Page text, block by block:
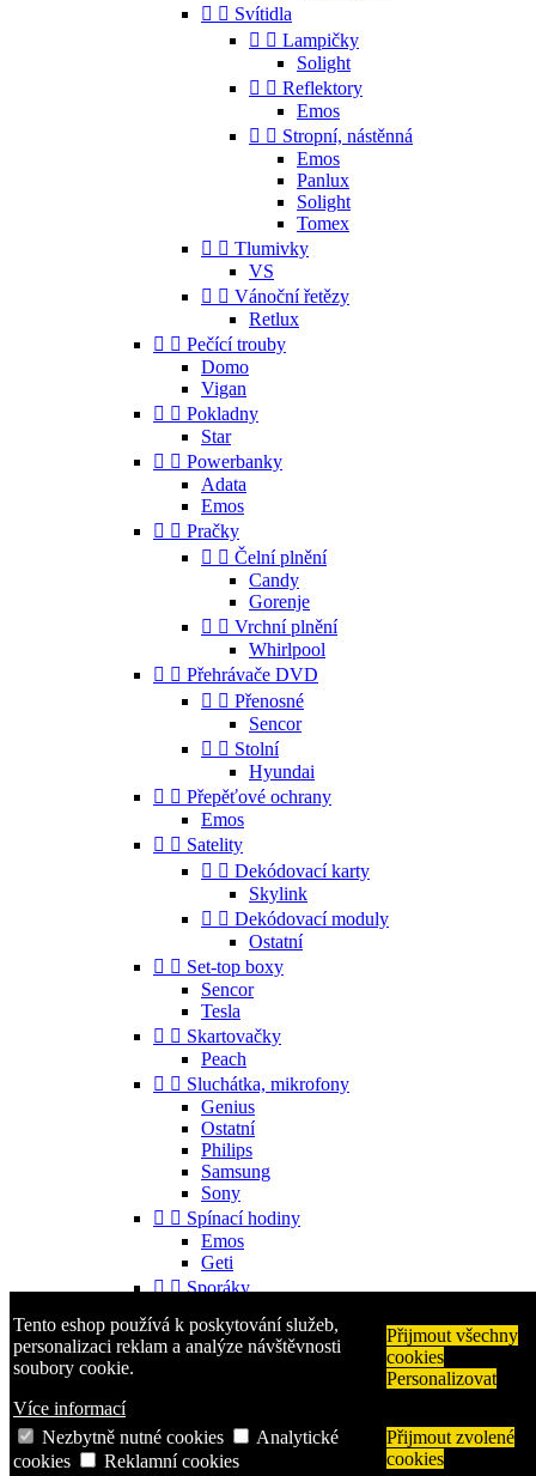
Tento eshop používá k poskytování služeb,
personalizaci reklam a analýze návštěvnosti
soubory cookie.
Více informací
Přijmout všechny
cookies
Personalizovat
Nezbytně nutné cookies
Analytické
cookies
Reklamní cookies
Přijmout zvolené
cookies
  Svítidla
  Lampičky
Solight
  Reflektory
Emos
  Stropní, nástěnná
Emos
Panlux
Solight
Tomex
  Tlumivky
VS
  Vánoční řetězy
Retlux
  Pečící trouby
Domo
Vigan
  Pokladny
Star
  Powerbanky
Adata
Emos
  Pračky
  Čelní plnění
Candy
Gorenje
  Vrchní plnění
Whirlpool
  Přehrávače DVD
  Přenosné
Sencor
  Stolní
Hyundai
  Přepěťové ochrany
Emos
  Satelity
  Dekódovací karty
Skylink
  Dekódovací moduly
Ostatní
  Set-top boxy
Sencor
Tesla
  Skartovačky
Peach
  Sluchátka, mikrofony
Genius
Ostatní
Philips
Samsung
Sony
  Spínací hodiny
Emos
Geti
  Sporáky
  Příslušenství
Gorenje
Aligator
Nokia
Samsung